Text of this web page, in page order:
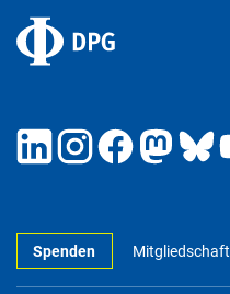
Spenden Mitgliedschaft